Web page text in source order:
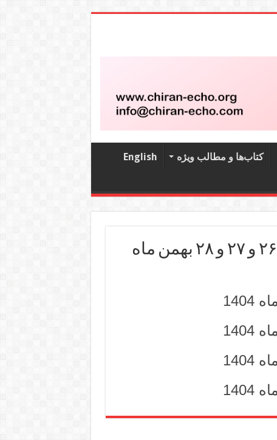
کتاب‌‌ها و مطالب ویژه English
اخبار و گزارش های کارگری ۲۵ و ۲۶ و ۲۷ و ۲۸ بهمن ماه